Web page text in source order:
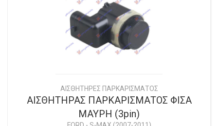
ΑΙΣΘΗΤΗΡΕΣ ΠΑΡΚΑΡΙΣΜΑΤΟΣ
ΑΙΣΘΗΤΗΡΑΣ ΠΑΡΚΑΡΙΣΜΑΤΟΣ ΦΙΣΑ
ΜΑΥΡΗ (3pin)